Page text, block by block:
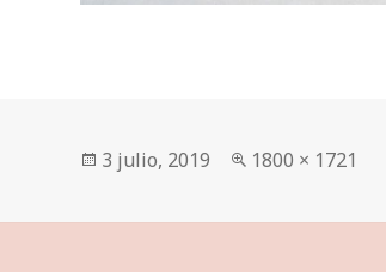
Publicado
3 julio, 2019
Tamaño
1800 × 1721